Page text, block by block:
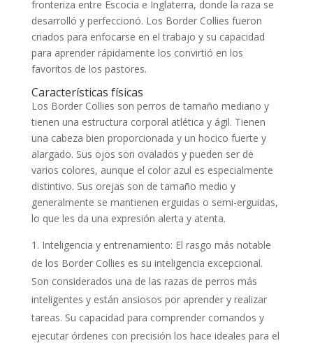
fronteriza entre Escocia e Inglaterra, donde la raza se
desarrolló y perfeccionó. Los Border Collies fueron
criados para enfocarse en el trabajo y su capacidad
para aprender rápidamente los convirtió en los
favoritos de los pastores.
Características físicas
Los Border Collies son perros de tamaño mediano y
tienen una estructura corporal atlética y ágil. Tienen
una cabeza bien proporcionada y un hocico fuerte y
alargado. Sus ojos son ovalados y pueden ser de
varios colores, aunque el color azul es especialmente
distintivo. Sus orejas son de tamaño medio y
generalmente se mantienen erguidas o semi-erguidas,
lo que les da una expresión alerta y atenta.
Inteligencia y entrenamiento: El rasgo más notable
de los Border Collies es su inteligencia excepcional.
Son considerados una de las razas de perros más
inteligentes y están ansiosos por aprender y realizar
tareas. Su capacidad para comprender comandos y
ejecutar órdenes con precisión los hace ideales para el